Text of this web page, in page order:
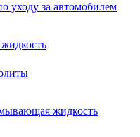
уходу за автомобилем
жидкость